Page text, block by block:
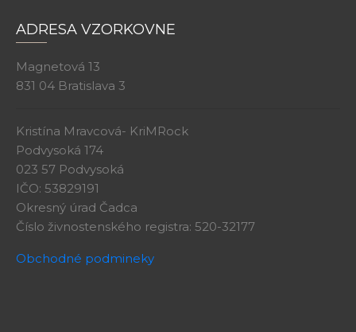
ADRESA VZORKOVNE
Magnetová 13
831 04 Bratislava 3
Kristína Mravcová- KriMRock
Podvysoká 174
023 57 Podvysoká
IČO: 53829191
Okresný úrad Čadca
Číslo živnostenského registra: 520-32177
Obchodné podmineky